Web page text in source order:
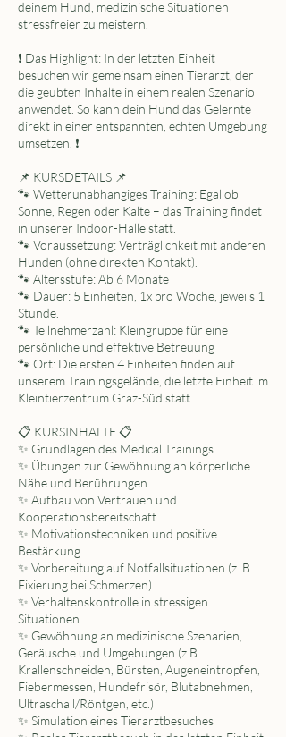
deinem Hund, medizinische Situationen
stressfreier zu meistern.
❗️ Das Highlight: In der letzten Einheit
besuchen wir gemeinsam einen Tierarzt, der
die geübten Inhalte in einem realen Szenario
anwendet. So kann dein Hund das Gelernte
direkt in einer entspannten, echten Umgebung
umsetzen. ❗️
📌 KURSDETAILS 📌
🐾 Wetterunabhängiges Training: Egal ob
Sonne, Regen oder Kälte – das Training findet
in unserer Indoor-Halle statt.
🐾 Voraussetzung: Verträglichkeit mit anderen
Hunden (ohne direkten Kontakt).
🐾 Altersstufe: Ab 6 Monate
🐾 Dauer: 5 Einheiten, 1x pro Woche, jeweils 1
Stunde.
🐾 Teilnehmerzahl: Kleingruppe für eine
persönliche und effektive Betreuung
🐾 Ort: Die ersten 4 Einheiten finden auf
unserem Trainingsgelände, die letzte Einheit im
Kleintierzentrum Graz-Süd statt.
📋 KURSINHALTE 📋
✨ Grundlagen des Medical Trainings
✨ Übungen zur Gewöhnung an körperliche
Nähe und Berührungen
✨ Aufbau von Vertrauen und
Kooperationsbereitschaft
✨ Motivationstechniken und positive
Bestärkung
✨ Vorbereitung auf Notfallsituationen (z. B.
Fixierung bei Schmerzen)
✨ Verhaltenskontrolle in stressigen
Situationen
✨ Gewöhnung an medizinische Szenarien,
Geräusche und Umgebungen (z.B.
Krallenschneiden, Bürsten, Augeneintropfen,
Fiebermessen, Hundefrisör, Blutabnehmen,
Ultraschall/Röntgen, etc.)
✨ Simulation eines Tierarztbesuches